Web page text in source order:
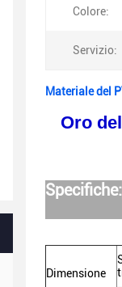
Colore:
Servizio:
Materiale del
Oro
Specifiche:
Dimensione